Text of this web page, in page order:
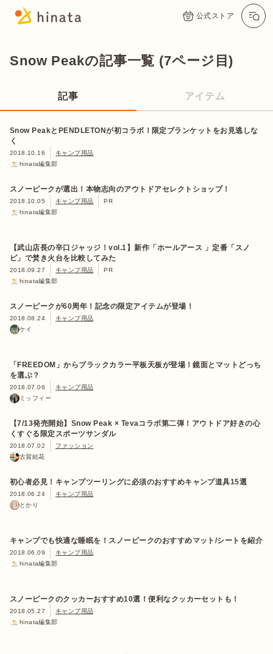
公式ストア
Snow Peakの記事一覧 (7ページ目)
記事 アイテム
Snow PeakとPENDLETONが初コラボ！限定ブランケットをお見逃しな
く
2018.10.16
キャンプ用品
hinata編集部
スノーピークが選出！本物志向のアウトドアセレクトショップ！
2018.10.05 キャンプ用品
PR
hinata編集部
【武山店長の辛口ジャッジ！vol.1】新作「ホールアース 」定番「スノ
ピ」で焚き火台を比較してみた
2018.09.27 キャンプ用品
PR
hinata編集部
スノーピークが60周年！記念の限定アイテムが登場！
2018.08.24
キャンプ用品
ケイ
「FREEDOM」からブラックカラー平板天板が登場！鏡面とマットどっち
を選ぶ？
2018.07.06
キャンプ用品
ミッフィー
【7/13発売開始】Snow Peak × Tevaコラボ第二弾！アウトドア好きの心
くすぐる限定スポーツサンダル
2018.07.02
ファッション
古賀結花
初心者必見！キャンプツーリングに必須のおすすめキャンプ道具15選
2018.06.24
キャンプ用品
とかり
キャンプでも快適な睡眠を！スノーピークのおすすめマット/シートを紹介
2018.06.09
キャンプ用品
hinata編集部
スノーピークのクッカーおすすめ10選！便利なクッカーセットも！
2018.05.27
キャンプ用品
hinata編集部